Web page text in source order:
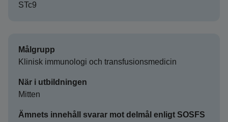
STc9
Målgrupp
Klinisk immunologi och transfusionsmedicin
När i utbildningen
Mitten
Ämnets innehåll svarar mot delmål enligt SOSFS